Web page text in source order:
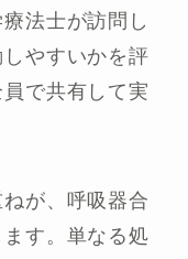
法士が訪問し
やすいかを評
で共有して実
が、呼吸器合
す。単なる処